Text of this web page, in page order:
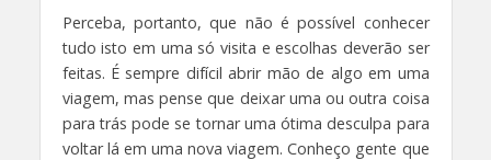
Perceba, portanto, que não é possível conhecer
tudo isto em uma só visita e escolhas deverão ser
feitas. É sempre difícil abrir mão de algo em uma
viagem, mas pense que deixar uma ou outra coisa
para trás pode se tornar uma ótima desculpa para
voltar lá em uma nova viagem. Conheço gente que